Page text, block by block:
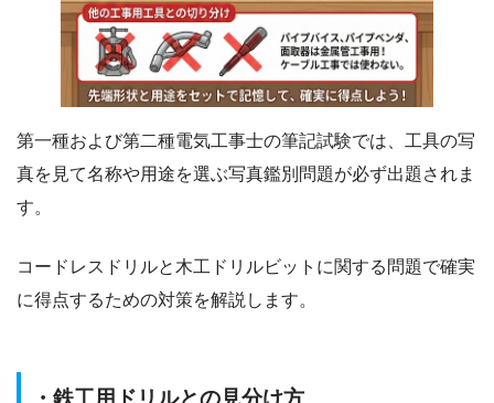
第一種および第二種電気工事士の筆記試験では、工具の写
真を見て名称や用途を選ぶ写真鑑別問題が必ず出題されま
す。
コードレスドリルと木工ドリルビットに関する問題で確実
に得点するための対策を解説します。
・鉄工用ドリルとの見分け方